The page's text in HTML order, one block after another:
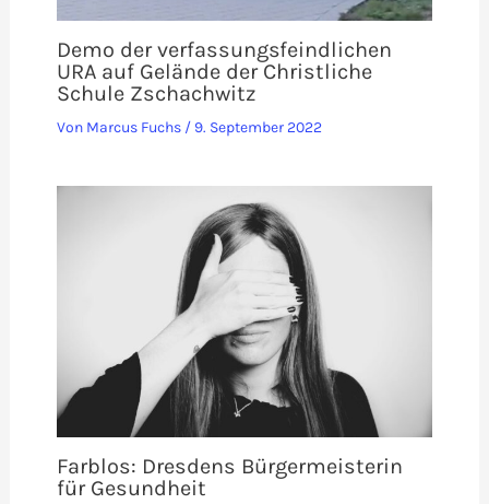
Demo der verfassungsfeindlichen
URA auf Gelände der Christliche
Schule Zschachwitz
Von Marcus Fuchs / 9. September 2022
Farblos: Dresdens Bürgermeisterin
für Gesundheit